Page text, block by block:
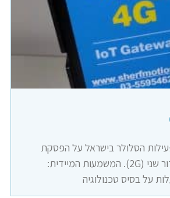
הסלולר בישראל על הפסקת
התמיכה ברשתות דור שני (2G). המשמעות המיידית:
על בסיס טכנולוגיה